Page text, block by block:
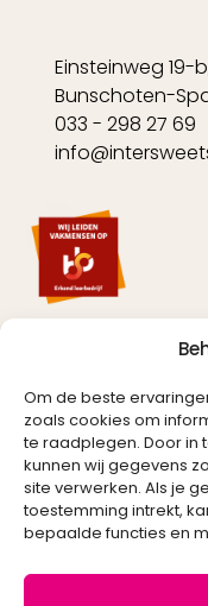
Om de beste
zoals cookies om
te raadplegen. Door in
kunnen wij gegevens
site verwerken. Als je
toestemming intrekt,
bepaalde functies en
Einsteinweg 19-
Bunschoten-
033 - 298 27 69